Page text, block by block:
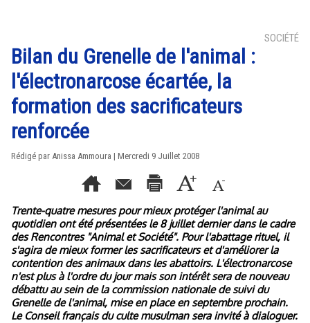
SOCIÉTÉ
Bilan du Grenelle de l'animal :
l'électronarcose écartée, la
formation des sacrificateurs
renforcée
Rédigé par Anissa Ammoura | Mercredi 9 Juillet 2008
Trente-quatre mesures pour mieux protéger l'animal au
quotidien ont été présentées le 8 juillet dernier dans le cadre
des Rencontres "Animal et Société". Pour l'abattage rituel, il
s'agira de mieux former les sacrificateurs et d'améliorer la
contention des animaux dans les abattoirs. L'électronarcose
n'est plus à l'ordre du jour mais son intérêt sera de nouveau
débattu au sein de la commission nationale de suivi du
Grenelle de l'animal, mise en place en septembre prochain.
Le Conseil français du culte musulman sera invité à dialoguer.